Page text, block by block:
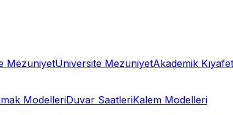
MezuniyetÜniversite MezuniyetAkademik
ModelleriDuvar SaatleriKalem Modelleri